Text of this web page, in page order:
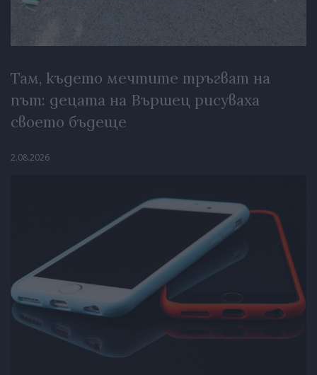
Там, където мечтите тръгват на
път: децата на Вършец рисуваха
своето бъдеще
2.08.2026